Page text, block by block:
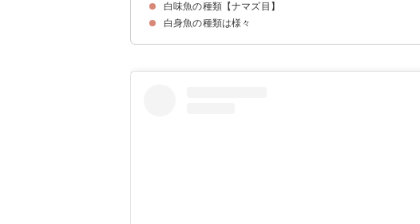
ボラ
白味魚の種類【ナマズ目】
バサ（パンガシウス）
白身魚の種類は様々